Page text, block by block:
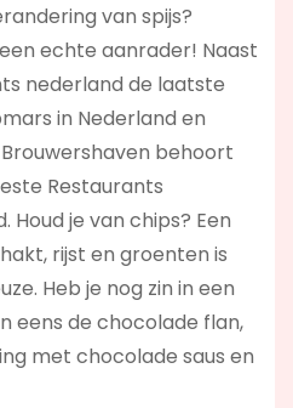
van spijs?
echte aanrader! Naast
nederland de laatste
in Nederland en
behoort
Restaurants
Houd je van chips? Een
rijst en groenten is
Heb je nog zin in een
eens de chocolade flan,
met chocolade saus en